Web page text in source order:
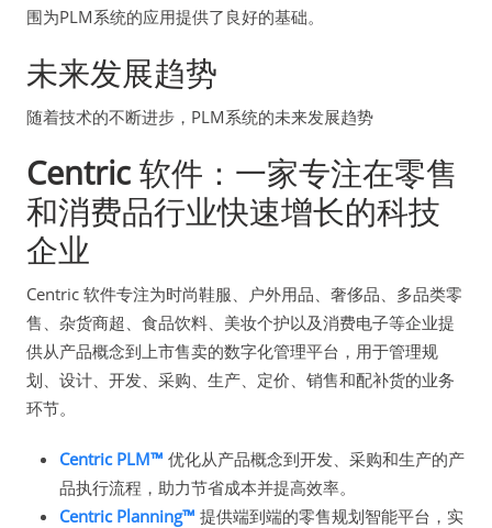
围为PLM系统的应用提供了良好的基础。
未来发展趋势
随着技术的不断进步，PLM系统的未来发展趋势
Centric 软件：一家专注在零售
和消费品行业快速增长的科技
企业
Centric 软件专注为时尚鞋服、户外用品、奢侈品、多品类零
售、杂货商超、食品饮料、美妆个护以及消费电子等企业提
供从产品概念到上市售卖的数字化管理平台，用于管理规
划、设计、开发、采购、生产、定价、销售和配补货的业务
环节。
Centric PLM™ 优化从产品概念到开发、采购和生产的产
品执行流程，助力节省成本并提高效率。
Centric Planning™ 提供端到端的零售规划智能平台，实